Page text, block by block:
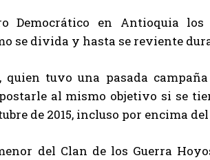
Democrático en Antioquia
se divida y hasta se reviente
quien tuvo una pasada
al mismo objetivo si se
de 2015, incluso por encima
del Clan de los Guerra